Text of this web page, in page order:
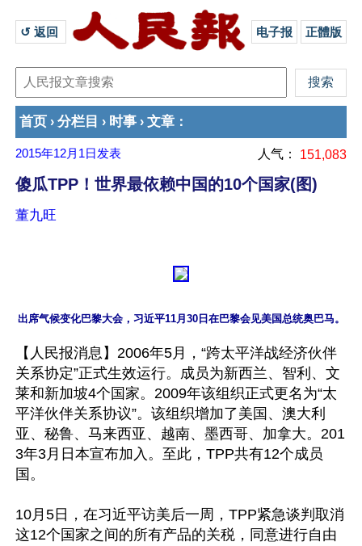
↺ 返回 电子报 正體版
首页 › 分栏目 › 时事 › 文章 ：
2015年12月1日 发表 人气： 151,083
傻瓜TPP！世界最依赖中国的10个国家(图)
董九旺
出席气候变化巴黎大会，习近平11月30日在巴黎会见美国总统奥巴马。
【人民报消息】2006年5月，“跨太平洋战经济伙伴
关系协定”正式生效运行。成员为新西兰、智利、文
莱和新加坡4个国家。2009年该组织正式更名为“太
平洋伙伴关系协议”。该组织增加了美国、澳大利
亚、秘鲁、马来西亚、越南、墨西哥、加拿大。201
3年3月日本宣布加入。至此，TPP共有12个成员
国。
10月5日，在习近平访美后一周，TPP紧急谈判取消
这12个国家之间的所有产品的关税，同意进行自由